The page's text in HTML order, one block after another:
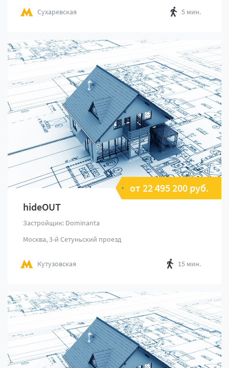
Сухаревская 5 мин.
от 22 495 200 руб.
hideOUT
Застройщик: Dominanta
Москва, 3-й Сетуньский проезд
Кутузовская 15 мин.